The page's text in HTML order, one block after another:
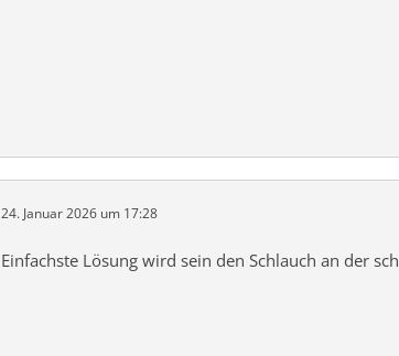
24. Januar 2026 um 17:28
Einfachste Lösung wird sein den Schlauch an der